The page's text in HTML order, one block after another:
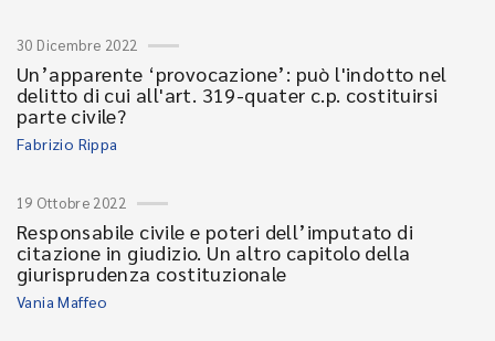
30 Dicembre 2022
Un’apparente ‘provocazione’: può l'indotto nel
delitto di cui all'art. 319-quater c.p. costituirsi
parte civile?
Fabrizio Rippa
19 Ottobre 2022
Responsabile civile e poteri dell’imputato di
citazione in giudizio. Un altro capitolo della
giurisprudenza costituzionale
Vania Maffeo